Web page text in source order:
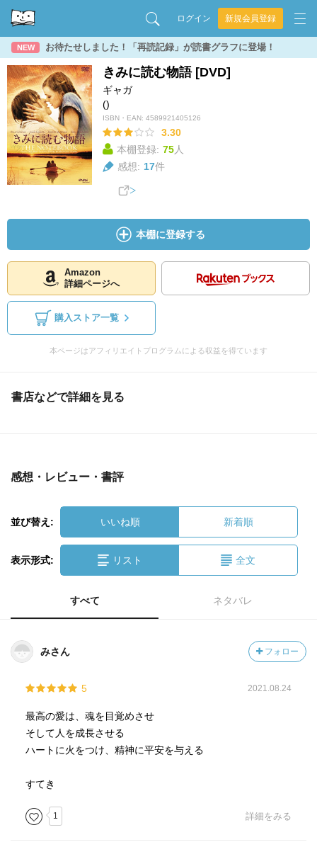
ログイン 新規会員登録
NEW お待たせしました！「再読記録」が読書グラフに登場！
きみに読む物語 [DVD]
ギャガ
()
ISBN・EAN: 4589921405126
3.30
本棚登録: 75人
感想: 17件
本棚に登録する
Amazon
詳細ページへ
購入ストア一覧
本ページはアフィリエイトプログラムによる収益を得ています
書店などで詳細を見る
感想・レビュー・書評
並び替え: いいね順 新着順
表示形式: リスト 全文
すべて ネタバレ
みさん フォロー
5 2021.08.24
最高の愛は、魂を目覚めさせ
そして人を成長させる
ハートに火をつけ、精神に平安を与える
すてき
1 詳細をみる